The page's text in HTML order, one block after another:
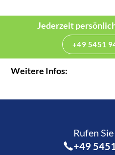
Jederzeit
+49 5451
Weitere Infos:
Rufen
+49